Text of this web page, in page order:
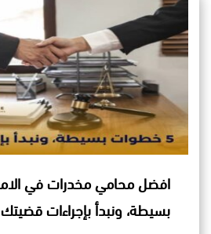
بسيطة، ونبدأ بإجراءات قضيتك